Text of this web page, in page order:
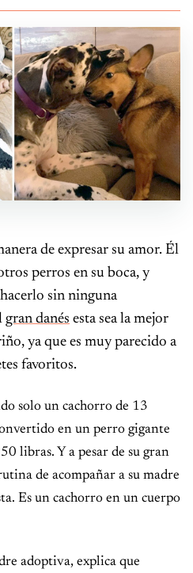
de expresar su amor. Él
perros en su boca, y
sin ninguna
gran danés esta sea la mejor
ya que es muy parecido a
favoritos.
solo un cachorro de 13
en un perro gigante
libras. Y a pesar de su gran
de acompañar a su madre
Es un cachorro en un cuerpo
adoptiva, explica que